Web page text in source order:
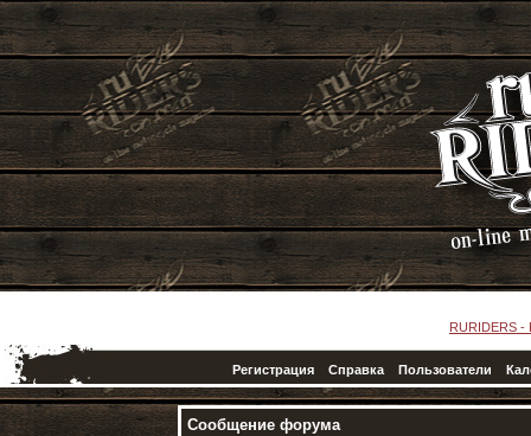
RURIDERS -
Регистрация Справка Пользователи
Сообщение форума